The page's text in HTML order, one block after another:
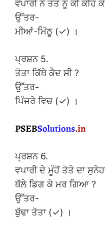
ਵਪਾਰੀ ਨੇ ਤੋਤੇ ਨੂੰ ਕੀ ਕਹਿ
ਉੱਤਰ-
ਮੀਆਂ-ਮਿੱਠੂ (✓) ।
ਪ੍ਰਸ਼ਨ 5.
ਤੋਤਾ ਕਿੱਥੇ ਕੈਦ ਸੀ ?
ਉੱਤਰ-
ਪਿੰਜਰੇ ਵਿਚ (✓) ।
ਪ੍ਰਸ਼ਨ 6.
ਵਪਾਰੀ ਦੇ ਮੂੰਹੋਂ ਤੋਤੇ ਦਾ
ਥੱਲੇ ਡਿਗ ਕੇ ਮਰ ਗਿਆ ?
ਉੱਤਰ-
ਬੁੱਢਾ ਤੋਤਾ (✓) ।